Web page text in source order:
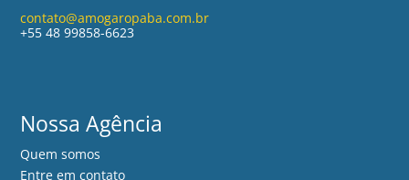
contato@amogaropaba.com.br
+55 48 99858-6623
Nossa Agência
Quem somos
Entre em contato